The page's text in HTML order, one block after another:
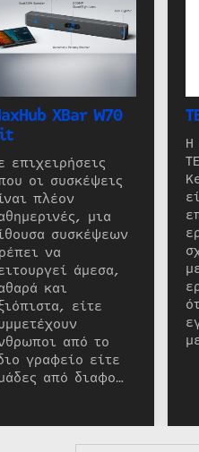
XBar W70
επιχειρήσεις
οι συσκέψεις
πλέον
μια
συσκέψεων
να
άμεσα,
και
είτε
από το
γραφείο είτε
από διαφο…
Η